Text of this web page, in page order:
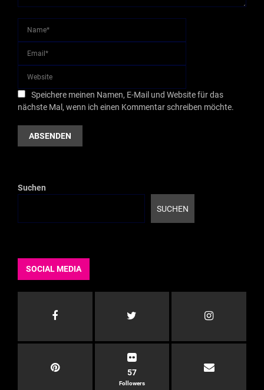
Speichere meinen Namen, E-Mail und Website für das
nächste Mal, wenn ich einen Kommentar schreiben möchte.
Suchen
SUCHEN
SOCIAL MEDIA
57
Followers